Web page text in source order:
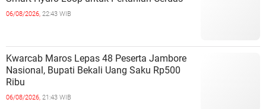
06/08/2026, 22:43 WIB
Kwarcab Maros Lepas 48 Peserta Jambore
Nasional, Bupati Bekali Uang Saku Rp500
Ribu
06/08/2026, 21:43 WIB